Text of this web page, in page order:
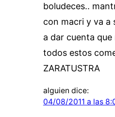
boludeces..
con macri y va a
a dar cuenta
todos estos
ZARATUSTRA
alguien dice:
04/08/2011 a las